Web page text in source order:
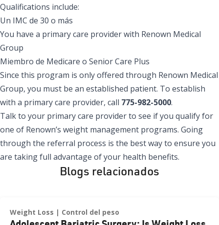
Qualifications include:
Un IMC de 30 o más
You have a primary care provider with Renown Medical
Group
Miembro de Medicare o Senior Care Plus
Since this program is only offered through Renown Medical
Group, you must be an established patient. To establish
with a primary care provider, call 775-982-5000.
Talk to your primary care provider to see if you qualify for
one of Renown’s weight management programs. Going
through the referral process is the best way to ensure you
are taking full advantage of your health benefits.
Blogs relacionados
Weight Loss Control del peso